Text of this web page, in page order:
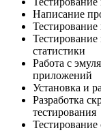
Написание
статистики
Работа с
приложений
Установка и
Разработка
тестирования
Тестирование